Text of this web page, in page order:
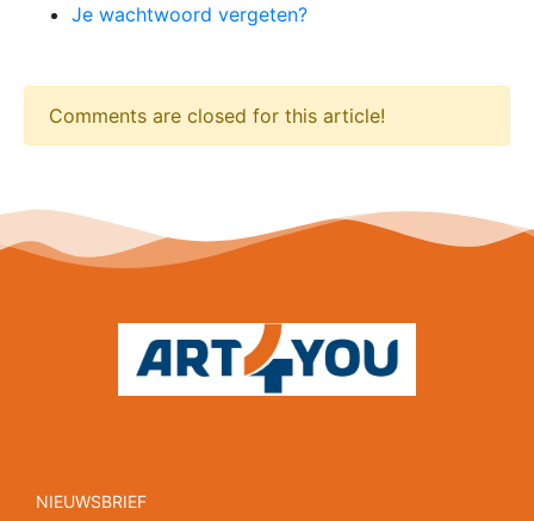
Je wachtwoord vergeten?
Comments are closed for this article!
NIEUWSBRIEF